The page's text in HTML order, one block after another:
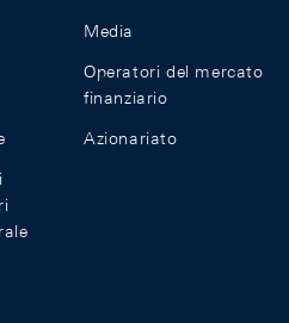
Media
Operatori del mercato
finanziario
Azionariato